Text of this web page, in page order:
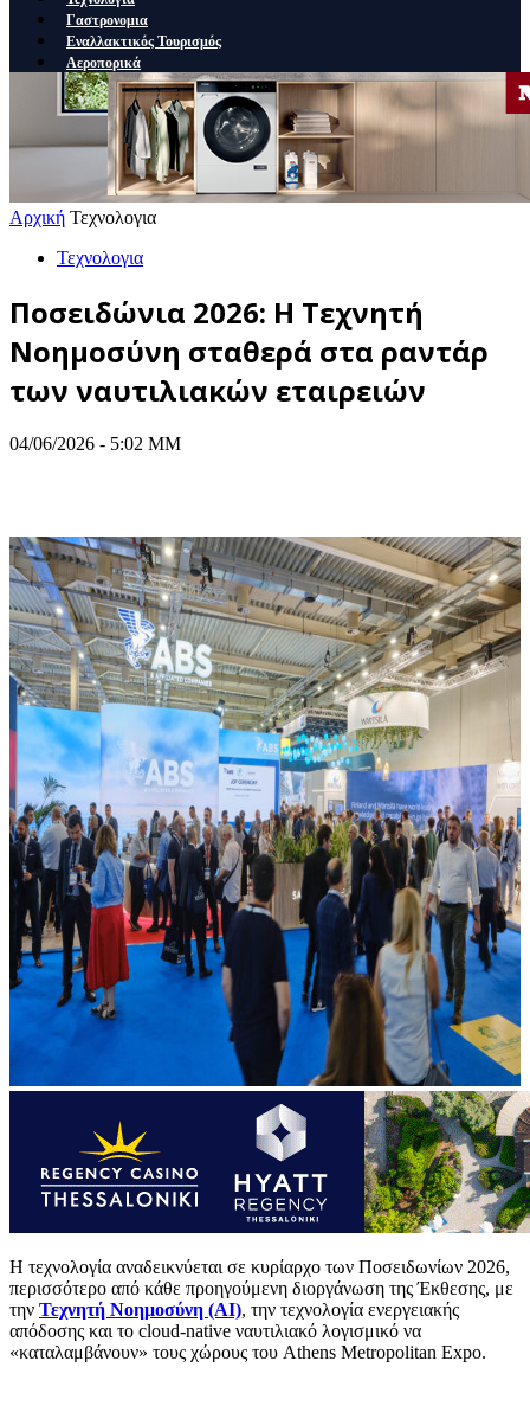
Γαστρονομια
Εναλλακτικός Τουρισμός
Αεροπορικά
Αρχική Τεχνολογια
Τεχνολογια
Ποσειδώνια 2026: Η Τεχνητή
Νοημοσύνη σταθερά στα ραντάρ
των ναυτιλιακών εταιρειών
04/06/2026 - 5:02 ΜΜ
Η τεχνολογία αναδεικνύεται σε κυρίαρχο των Ποσειδωνίων 2026,
περισσότερο από κάθε προηγούμενη διοργάνωση της Έκθεσης, με
την Τεχνητή Νοημοσύνη (ΑΙ), την τεχνολογία ενεργειακής
απόδοσης και το cloud-native ναυτιλιακό λογισμικό να
«καταλαμβάνουν» τους χώρους του Athens Metropolitan Expo.